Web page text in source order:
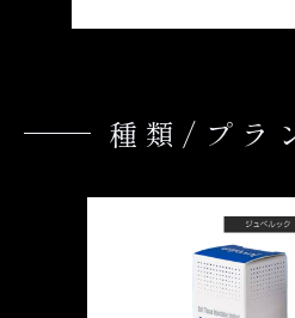
種類/プラ